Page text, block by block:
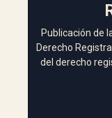
Publicación de
Derecho
del derecho